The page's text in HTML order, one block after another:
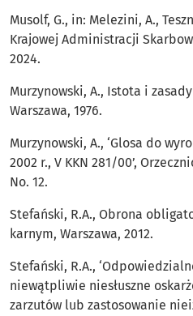
Musolf, G., in: Melezini, A.,
Krajowej Administracji
2024.
Murzynowski, A., Istota i
Warszawa, 1976.
Murzynowski, A., ‘Glosa do
2002 r., V KKN 281/00’,
No. 12.
Stefański, R.A., Obrona
karnym, Warszawa, 2012.
Stefański, R.A.,
niewątpliwie niesłuszne
zarzutów lub zastosowanie